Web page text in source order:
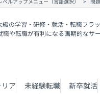
級の学習・研修・就活・転職プラ
職や転職が有利になる画期的なサ
ア 未経験転職
新卒就活